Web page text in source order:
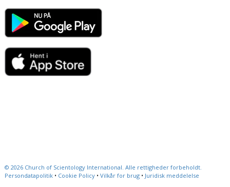
© 2026 Church of Scientology International. Alle rettigheder forbeholdt.
Persondatapolitik • Cookie Policy • Vilkår for brug • Juridisk meddelelse